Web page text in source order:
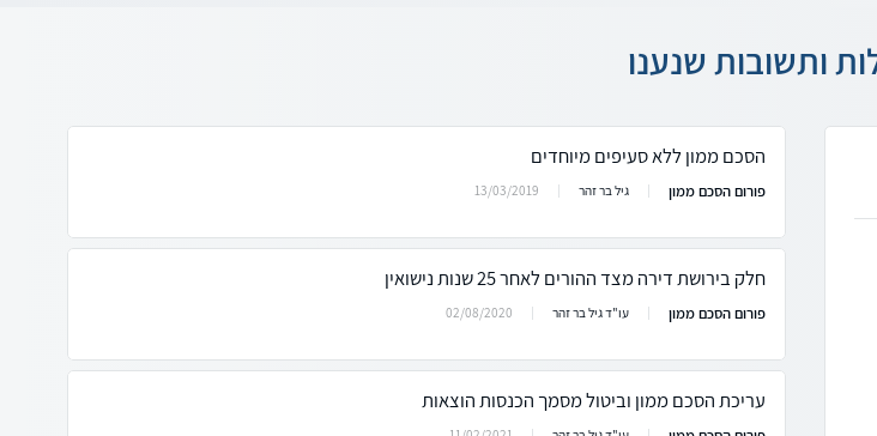
ותשובות שנענו
הסכם ממון ללא סעיפים מיוחדים
פורום הסכם ממון גיל בר זהר 13/03/2019
חלק בירושת דירה מצד ההורים לאחר 25 שנות נישואין
פורום הסכם ממון עו"ד גיל בר זהר 02/08/2020
עריכת הסכם ממון וביטול מסמך הכנסות הוצאות